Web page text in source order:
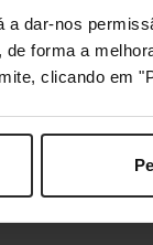
a dar-nos
forma a
clicando em